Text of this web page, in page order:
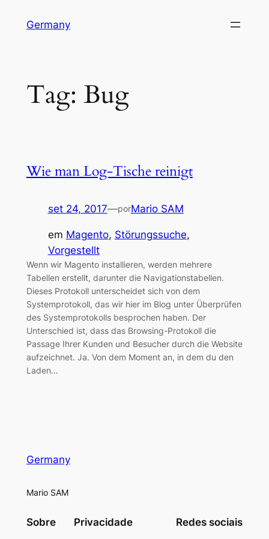
Germany
Tag: Bug
Wie man Log-Tische reinigt
set 24, 2017—porMario SAM
em Magento, Störungssuche
Vorgestellt
Wenn wir Magento installieren, werden mehrere
Tabellen erstellt, darunter die Navigationstabellen.
Dieses Protokoll unterscheidet sich von dem
Systemprotokoll, das wir hier im Blog unter Überprüfen
des Systemprotokolls besprochen haben. Der
Unterschied ist, dass das Browsing-Protokoll die
Passage Ihrer Kunden und Besucher durch die Website
aufzeichnet. Ja. Von dem Moment an, in dem du den
Laden…
Germany
Mario SAM
Sobre Privacidade Redes sociais